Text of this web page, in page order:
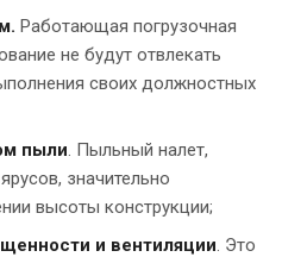
Работающая погрузочная
не будут отвлекать
своих должностных
пыли. Пыльный налет,
значительно
высоты конструкции;
и вентиляции. Это